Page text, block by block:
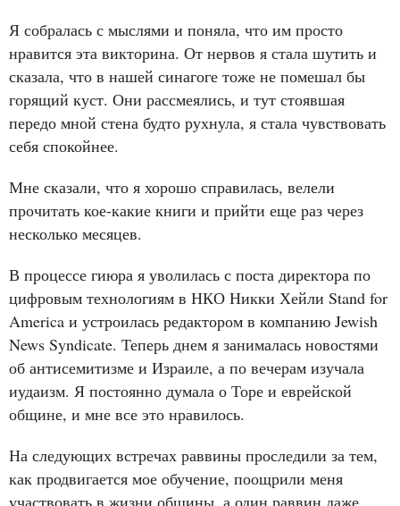
Я собралась с мыслями и поняла, что им просто
нравится эта викторина. От нервов я стала шутить и
сказала, что в нашей синагоге тоже не помешал бы
горящий куст. Они рассмеялись, и тут стоявшая
передо мной стена будто рухнула, я стала чувствовать
себя спокойнее.
Мне сказали, что я хорошо справилась, велели
прочитать кое-какие книги и прийти еще раз через
несколько месяцев.
В процессе гиюра я уволилась с поста директора по
цифровым технологиям в НКО Никки Хейли Stand for
America и устроилась редактором в компанию Jewish
News Syndicate. Теперь днем я занималась новостями
об антисемитизме и Израиле, а по вечерам изучала
иудаизм. Я постоянно думала о Торе и еврейской
общине, и мне все это нравилось.
На следующих встречах раввины проследили за тем,
как продвигается мое обучение, поощрили меня
участвовать в жизни общины, а один раввин даже